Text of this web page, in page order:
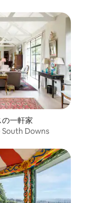
均評価
一軒家
Downs